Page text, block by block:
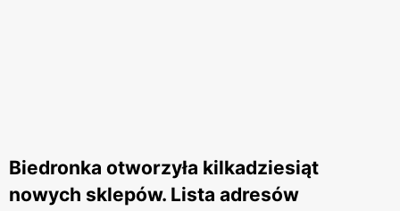
Biedronka otworzyła kilkadziesiąt
nowych sklepów. Lista adresów